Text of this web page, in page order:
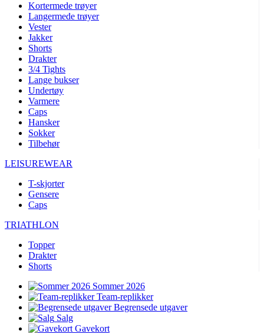
Kortermede trøyer
Langermede trøyer
Vester
Jakker
Shorts
Drakter
3/4 Tights
Lange bukser
Undertøy
Varmere
Caps
Hansker
Sokker
Tilbehør
LEISUREWEAR
T-skjorter
Gensere
Caps
TRIATHLON
Topper
Drakter
Shorts
Sommer 2026
Team-replikker
Begrensede utgaver
Salg
Gavekort